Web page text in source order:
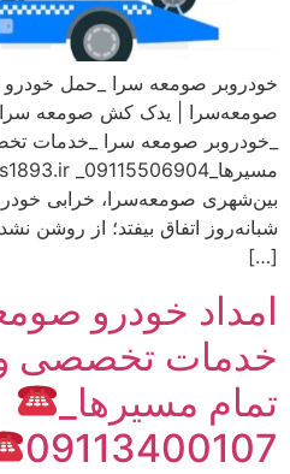
خودروبر صومعه سرا _حمل خودرو
صومعه‌سرا | یدک کش صومعه سرا
_خودروبر صومعه سرا _خدمات
بین‌شهری صومعه‌سرا، خرابی
شبانه‌روز اتفاق بیفتد؛ از روشن
[…]
امداد خودرو
خدمات تخصصی و
تمام مسیرها_
09113400107